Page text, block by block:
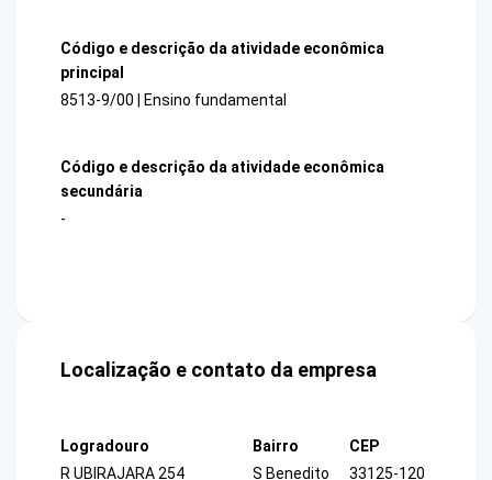
Código e descrição da atividade econômica
principal
8513-9/00 | Ensino fundamental
Código e descrição da atividade econômica
secundária
-
Localização e contato da empresa
Logradouro
R UBIRAJARA 254
Bairro
S Benedito
CEP
33125-120